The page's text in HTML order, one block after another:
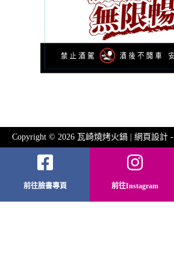
Copyright © 2026 瓦崎燒烤火鍋 | 網頁設計 -
前往臉書專頁 前往Instagram